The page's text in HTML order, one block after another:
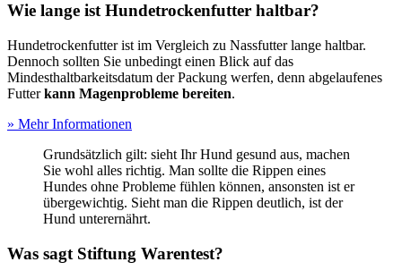
Wie lange ist Hundetrockenfutter haltbar?
Hundetrockenfutter ist im Vergleich zu Nassfutter lange haltbar.
Dennoch sollten Sie unbedingt einen Blick auf das
Mindesthaltbarkeitsdatum der Packung werfen, denn abgelaufenes
Futterkann Magenprobleme bereiten.
» Mehr Informationen
Grundsätzlich gilt: sieht Ihr Hund gesund aus, machen
Sie wohl alles richtig. Man sollte die Rippen eines
Hundes ohne Probleme fühlen können, ansonsten ist er
übergewichtig. Sieht man die Rippen deutlich, ist der
Hund unterernährt.
Was sagt Stiftung Warentest?